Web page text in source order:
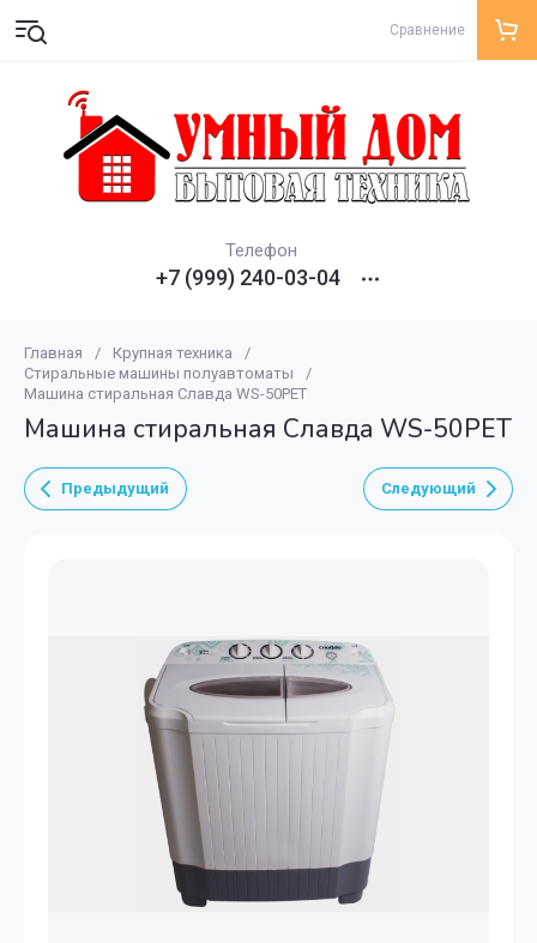
Телефон
+7 (999) 240-03-04
Сравнение
Главная / Крупная техника
/
Стиральные машины полуавтоматы
/
Машина стиральная Славда WS-50PET
Машина стиральная Славда WS-50PET
Предыдущий Следующий